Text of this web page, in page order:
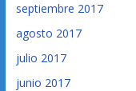
septiembre 2017
agosto 2017
julio 2017
junio 2017